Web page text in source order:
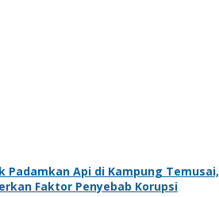
Padamkan Api di Kampung
Faktor Penyebab Korupsi